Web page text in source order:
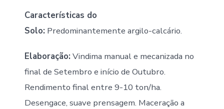
Características do
Solo: Predominantemente argilo-calcário.
Elaboração: Vindima manual e mecanizada no
final de Setembro e início de Outubro.
Rendimento final entre 9-10 ton/ha.
Desengace, suave prensagem. Maceração a